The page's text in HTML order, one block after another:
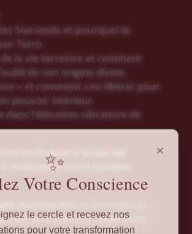
Starseeds et pourquoi ils
Terre.
de la vie terrestre et comment
de son origine divine.
» et comment s’en libérer pour
pouvoir intérieur.
dans l’élévation vibratoire de
une invitation à briser les
embrasser votre lumière
vers la conscience supérieure !
×
✨
Votre Conscience
le cercle et recevez nos
pour votre transformation